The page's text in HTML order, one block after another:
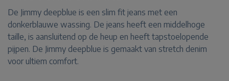
De Jimmy deepblue is een slim fit jeans met een
donkerblauwe wassing. De jeans heeft een middelhoge
taille, is aansluitend op de heup en heeft tapstoelopende
pijpen. De Jimmy deepblue is gemaakt van stretch denim
voor ultiem comfort.